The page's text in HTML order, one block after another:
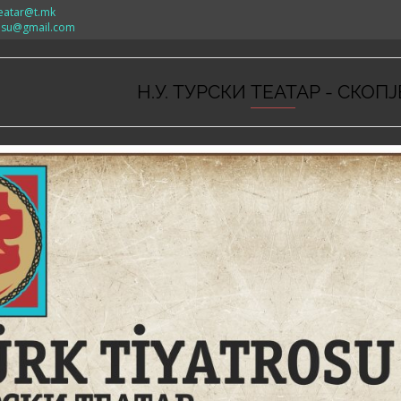
Н.У. ТУРСКИ ТЕАТАР -